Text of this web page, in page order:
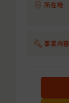
所在地
事業内容